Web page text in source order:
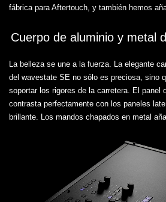
fábrica para Aftertouch, y también hemos
Cuerpo de aluminio y metal
La belleza se une a la fuerza. La elegante
del wavestate SE no sólo es preciosa, sino
soportar los rigores de la carretera. El panel
contrasta perfectamente con los paneles
brillante. Los mandos chapados en metal